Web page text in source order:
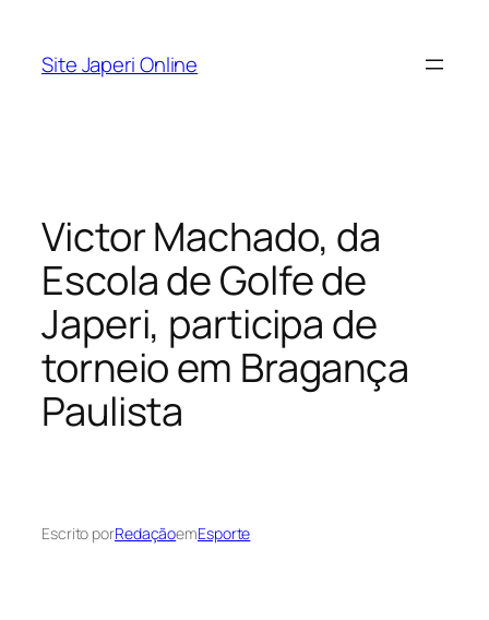
Site Japeri Online
Victor Machado, da
Escola de Golfe de
Japeri, participa de
torneio em Bragança
Paulista
Escrito porRedaçãoemEsporte